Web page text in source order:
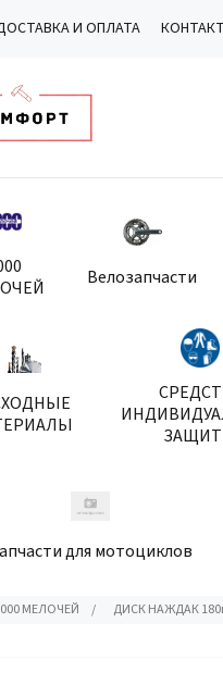
И ОПЛАТА
Велозапчасти
для мотоциклов
МЕЛОЧЕЙ / ДИСК НАЖДАК